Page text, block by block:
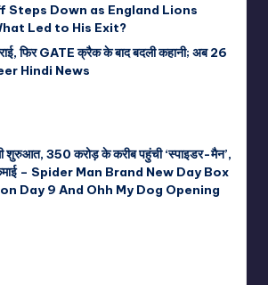
Steps Down as England Lions
Led to His Exit?
फिर GATE क्रैक के बाद बदली कहानी; अब 26
Hindi News
शुरुआत, 350 करोड़ के करीब पहुंची ‘स्पाइडर-मैन’,
कमाई – Spider Man Brand New Day Box
Day 9 And Ohh My Dog Opening